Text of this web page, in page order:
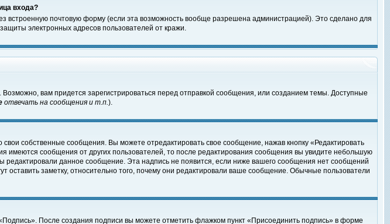
входа?
встроенную почтовую форму (если эта возможность вообще разрешена администрацией). Это сделано для
электронных адресов пользователей от кражи.
вам придется зарегистрироваться перед отправкой сообщения, или созданием темы. Доступные
отвечать на сообщения и т.п.).
собственные сообщения. Вы можете отредактировать свое сообщение, нажав кнопку «Редактировать
сообщения от других пользователей, то после редактирования сообщения вы увидите небольшую
редактировали данное сообщение. Эта надпись не появится, если ниже вашего сообщения нет сообщений
заметку, относительно того, почему они редактировали ваше сообщение. Обычные пользователи
После создания подписи вы можете отметить флажком пункт «Присоединить подпись» в форме